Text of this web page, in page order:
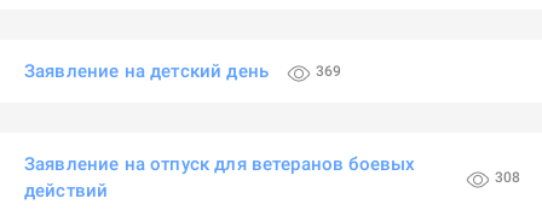
Заявление на детский день 369
Заявление на отпуск для ветеранов боевых
действий
308